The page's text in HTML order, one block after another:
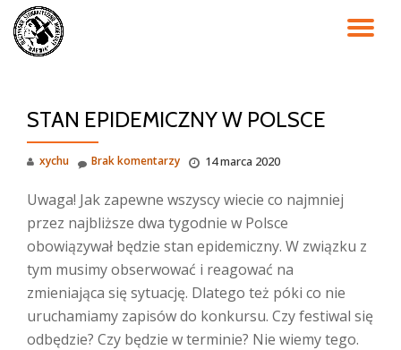
Przejdź
STAN EPIDEMICZNY W POLSCE
xychu 14 marca 2020
Brak komentarzy
Uwaga! Jak zapewne wszyscy wiecie co najmniej
przez najbliższe dwa tygodnie w Polsce
obowiązywał będzie stan epidemiczny. W związku z
tym musimy obserwować i reagować na
zmieniająca się sytuację. Dlatego też póki co nie
uruchamiamy zapisów do konkursu. Czy festiwal się
odbędzie? Czy będzie w terminie? Nie wiemy tego.